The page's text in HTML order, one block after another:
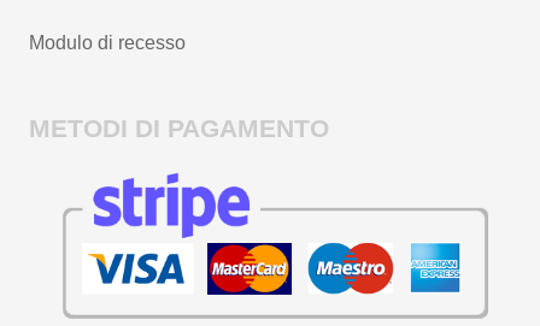
Modulo di recesso
METODI DI PAGAMENTO